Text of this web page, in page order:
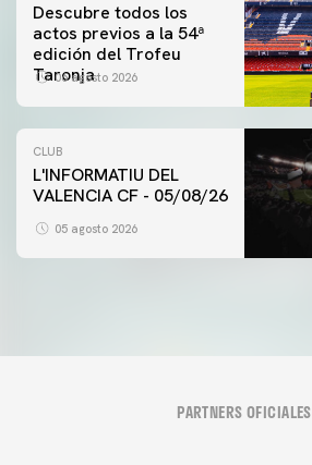
Descubre todos los
actos previos a la 54ª
edición del Trofeu
Taronja
06 agosto 2026
CLUB
L'INFORMATIU DEL
VALENCIA CF - 05/08/26
05 agosto 2026
PARTNERS OFICIALES